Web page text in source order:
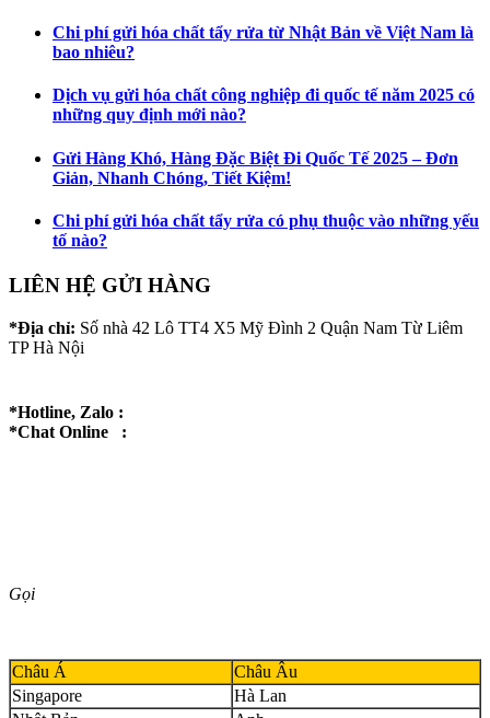
Chi phí gửi hóa chất tẩy rửa từ Nhật Bản về Việt Nam là
bao nhiêu?
Dịch vụ gửi hóa chất công nghiệp đi quốc tế năm 2025 có
những quy định mới nào?
Gửi Hàng Khó, Hàng Đặc Biệt Đi Quốc Tế 2025 – Đơn
Giản, Nhanh Chóng, Tiết Kiệm!
Chi phí gửi hóa chất tẩy rửa có phụ thuộc vào những yếu
tố nào?
LIÊN HỆ GỬI HÀNG
*Địa chỉ: Số nhà 42 Lô TT4 X5 Mỹ Đình 2 Quận Nam Từ Liêm
TP Hà Nội
*Hotline, Zalo :
*Chat Online :
Gọi
Châu Á
Châu Âu
Singapore
Hà Lan